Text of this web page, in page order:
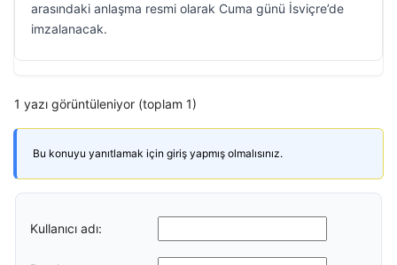
arasındaki anlaşma resmi olarak Cuma günü İsviçre’de
imzalanacak.
1 yazı görüntüleniyor (toplam 1)
Bu konuyu yanıtlamak için giriş yapmış olmalısınız.
Kullanıcı adı: